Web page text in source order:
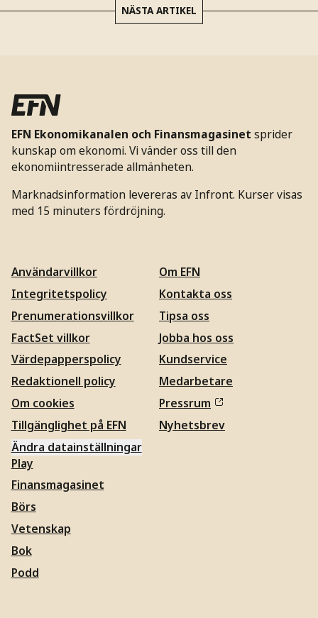
NÄSTA ARTIKEL
EFN Ekonomikanalen och Finansmagasinet sprider
kunskap om ekonomi. Vi vänder oss till den
ekonomiintresserade allmänheten.
Marknadsinformation levereras av Infront. Kurser visas
med 15 minuters fördröjning.
Användarvillkor
Integritetspolicy
Prenumerationsvillkor
FactSet villkor
Värdepapperspolicy
Redaktionell policy
Om cookies
Tillgänglighet på EFN
Ändra datainställningar
Om EFN
Kontakta oss
Tipsa oss
Jobba hos oss
Kundservice
Medarbetare
Pressrum
Nyhetsbrev
Play
Finansmagasinet
Börs
Vetenskap
Bok
Podd